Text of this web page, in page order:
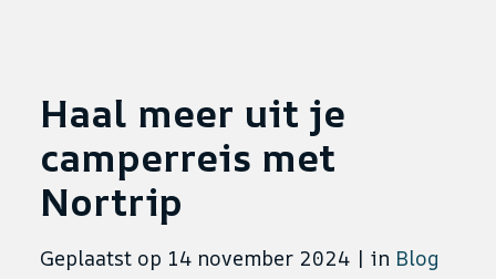
Haal meer uit je
camperreis met
Nortrip
Geplaatst op 14 november 2024 | in Blog